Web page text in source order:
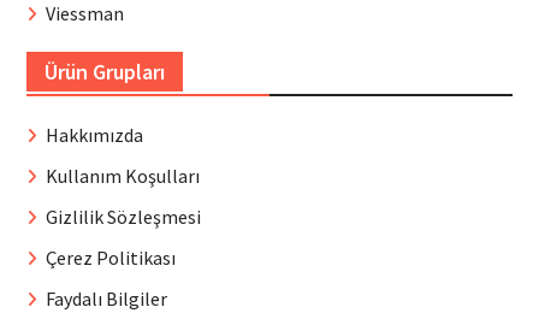
Viessman
Ürün Grupları
Hakkımızda
Kullanım Koşulları
Gizlilik Sözleşmesi
Çerez Politikası
Faydalı Bilgiler